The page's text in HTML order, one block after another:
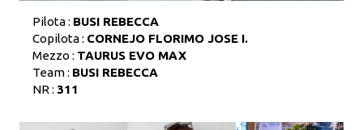
Pilota : BUSI REBECCA
Copilota : CORNEJO FLORIMO JOSE I.
Mezzo : TAURUS EVO MAX
Team : BUSI REBECCA
NR : 311